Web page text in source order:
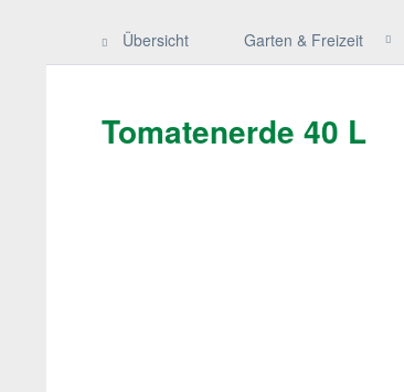
Übersicht Garten & Freizeit
Tomatenerde 40 L